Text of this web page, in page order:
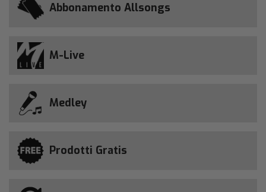
Abbonamento Allsongs
M-Live
Medley
Prodotti Gratis